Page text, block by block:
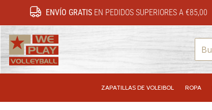
ENVÍO GRATISEN PEDIDOS SUPERIORES A €85,00
ZAPATILLAS DE VOLEIBOL ROPA